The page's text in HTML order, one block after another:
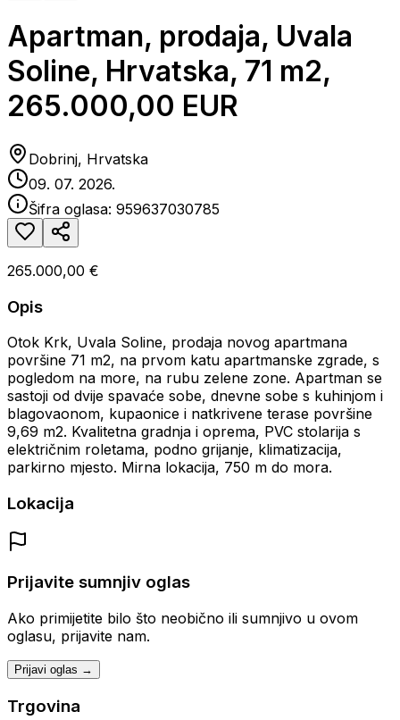
Apartman, prodaja, Uvala
Soline, Hrvatska, 71 m2,
265.000,00 EUR
Dobrinj, Hrvatska
09. 07. 2026.
Šifra oglasa: 959637030785
265.000,00 €
Opis
Otok Krk, Uvala Soline, prodaja novog apartmana
površine 71 m2, na prvom katu apartmanske zgrade, s
pogledom na more, na rubu zelene zone. Apartman se
sastoji od dvije spavaće sobe, dnevne sobe s kuhinjom i
blagovaonom, kupaonice i natkrivene terase površine
9,69 m2. Kvalitetna gradnja i oprema, PVC stolarija s
električnim roletama, podno grijanje, klimatizacija,
parkirno mjesto. Mirna lokacija, 750 m do mora.
Lokacija
Prijavite sumnjiv oglas
Ako primijetite bilo što neobično ili sumnjivo u ovom
oglasu, prijavite nam.
Prijavi oglas →
Trgovina